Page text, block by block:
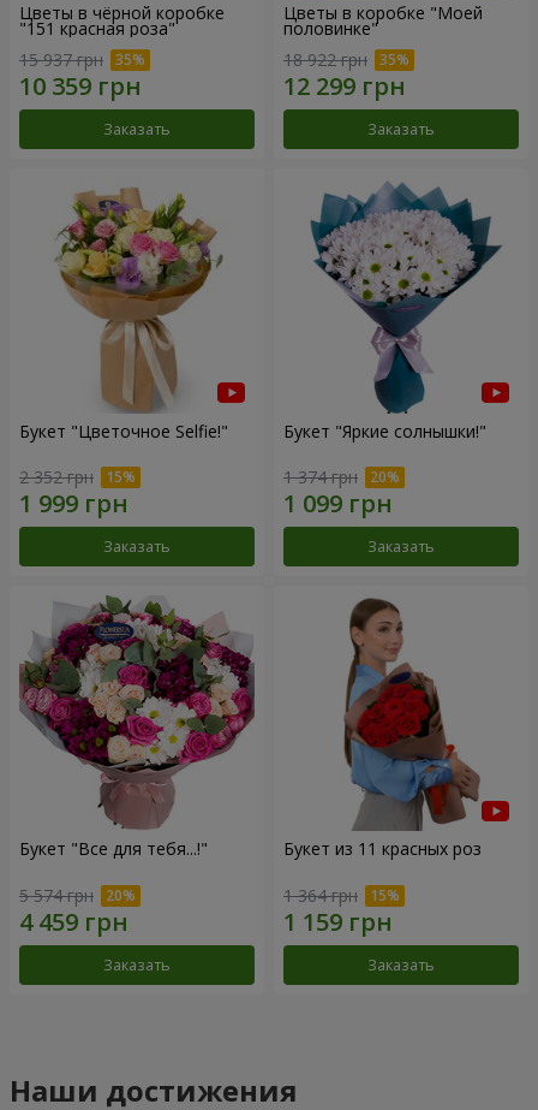
Цветы в чёрной коробке
"151 красная роза"
15 937 грн
Заказать
Цветы в коробке "Моей
половинке"
18 922 грн
Заказать
Букет "Цветочное Selfie!"
2 352 грн
Заказать
Букет "Яркие солнышки!"
1 374 грн
Заказать
Букет "Все для тебя...!"
5 574 грн
Заказать
Букет из 11 красных роз
1 364 грн
Заказать
Наши достижения